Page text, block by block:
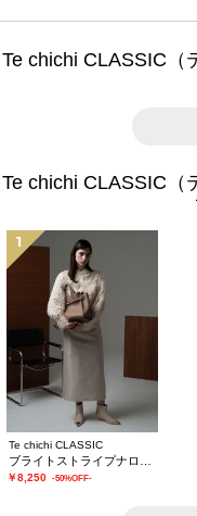
Te chichi CLASSIC（
Te chichi CLASSIC（
1
Te chichi CLASSIC
￥8,250 -50%OFF-